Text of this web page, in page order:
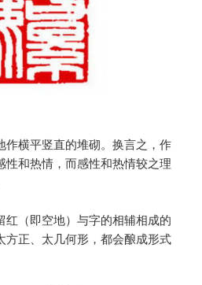
作横平竖直的堆砌。换言之，作
性和热情，而感性和热情较之理
红（即空地）与字的相辅相成的
方正、太几何形，都会酿成形式